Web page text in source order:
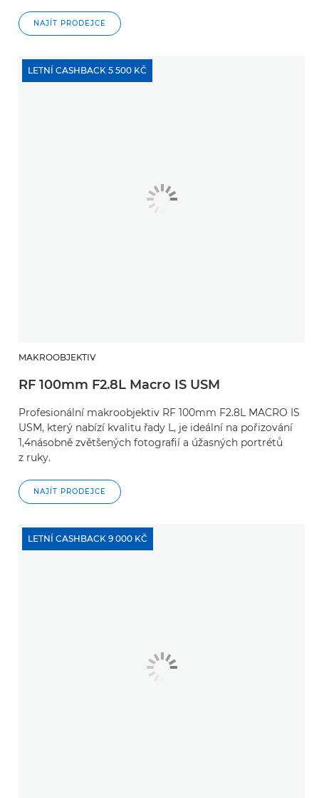
NAJÍT PRODEJCE
LETNÍ CASHBACK 5 500 KČ
MAKROOBJEKTIV
RF 100mm F2.8L Macro IS USM
Profesionální makroobjektiv RF 100mm F2.8L MACRO IS
USM, který nabízí kvalitu řady L, je ideální na pořizování
1,4násobně zvětšených fotografií a úžasných portrétů
z ruky.
NAJÍT PRODEJCE
LETNÍ CASHBACK 9 000 KČ